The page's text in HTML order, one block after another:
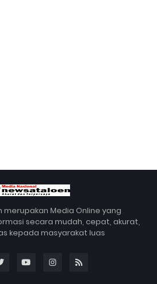
Media Online yang
secara mudah, cepat, akurat,
kepada masyarakat luas